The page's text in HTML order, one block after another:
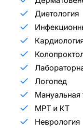
Диетология
Логопед
Мануальная
МРТ и КТ
Неврология